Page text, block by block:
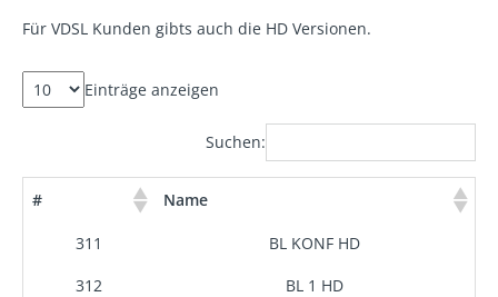
Für VDSL Kunden gibts auch die HD Versionen.
Einträge anzeigen
Suchen:
# Name
311
BL KONF HD
312
BL 1 HD